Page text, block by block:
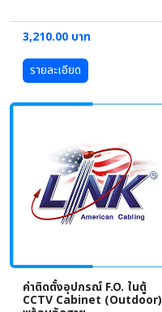
3,210.00 บาท
รายละเอียด
ค่าติดตั้งอุปกรณ์ F.O. ในตู้
CCTV Cabinet (Outdoor)